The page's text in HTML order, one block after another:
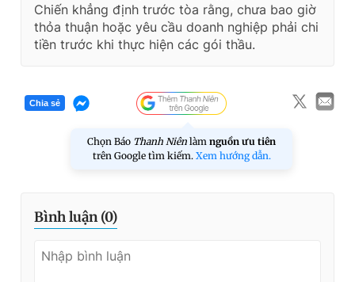
Chiến khẳng định trước tòa rằng, chưa bao giờ
thỏa thuận hoặc yêu cầu doanh nghiệp phải chi
tiền trước khi thực hiện các gói thầu.
Chia sẻ
Chọn Báo Thanh Niên làm nguồn ưu tiên
trên Google tìm kiếm. Xem hướng dẫn.
Bình luận (0)